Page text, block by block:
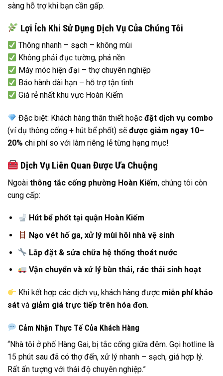
sàng hỗ trợ khi bạn cần gấp.
Lợi Ích Khi Sử Dụng Dịch Vụ Của Chúng Tôi
Thông nhanh – sạch – không mùi
Không phải đục tường, phá nền
Máy móc hiện đại – thợ chuyên nghiệp
Bảo hành dài hạn – hỗ trợ tận tình
Giá rẻ nhất khu vực Hoàn Kiếm
Đặc biệt: Khách hàng thân thiết hoặcđặt dịch vụ combo
(ví dụ thông cống + hút bể phốt) sẽ được giảm ngay 10–
20% chi phí so với làm riêng lẻ từng hạng mục!
Dịch Vụ Liên Quan Được Ưa Chuộng
Ngoài thông tắc cống phường Hoàn Kiếm, chúng tôi còn
cung cấp:
Hút bể phốt tại quận Hoàn Kiếm
Nạo vét hố ga, xử lý mùi hôi nhà vệ sinh
Lắp đặt & sửa chữa hệ thống thoát nước
Vận chuyển và xử lý bùn thải, rác thải sinh hoạt
Khi kết hợp các dịch vụ, khách hàng được miễn phí khảo
sát và giảm giá trực tiếp trên hóa đơn.
Cảm Nhận Thực Tế Của Khách Hàng
“Nhà tôi ở phố Hàng Gai, bị tắc cống giữa đêm. Gọi hotline là
15 phút sau đã có thợ đến, xử lý nhanh – sạch, giá hợp lý.
Rất ấn tượng với thái độ chuyên nghiệp.”